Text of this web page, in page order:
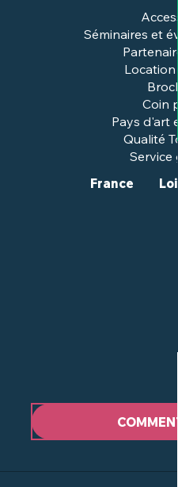
Séminaires et
Location
Coin
Pays d'art
Qualité
Service
France